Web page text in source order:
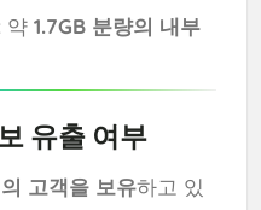
: 약 1.7GB 분량의 내부
유출 여부
고객을 보유하고 있